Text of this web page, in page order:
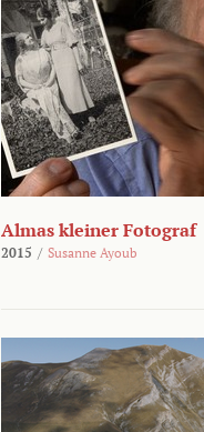
Almas kleiner Fotograf
2015 / Susanne Ayoub